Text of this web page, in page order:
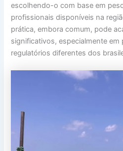
escolhendo-o com base em
profissionais disponíveis na
prática, embora comum, pode
significativos, especialmente em
regulatórios diferentes dos